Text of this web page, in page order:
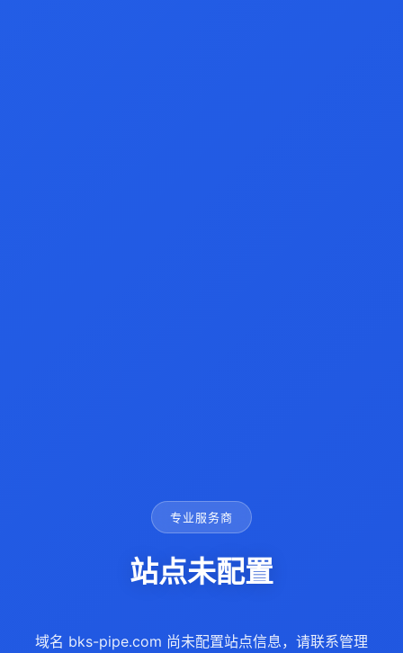
专业服务商
站点未配置
域名 bks-pipe.com 尚未配置站点信息，请联系管理